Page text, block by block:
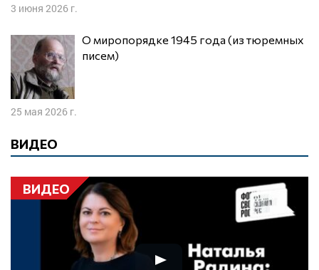
3 июня 2026 г.
О миропорядке 1945 года (из тюремных
писем)
25 мая 2026 г.
ВИДЕО
ВИДЕО